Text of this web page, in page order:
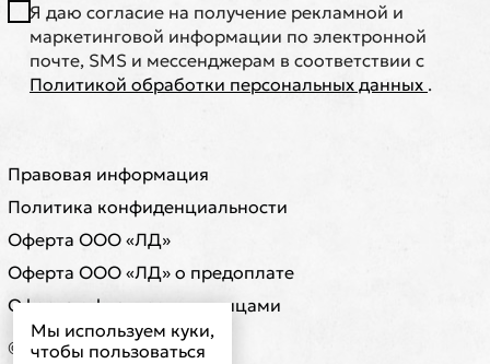
Я даю согласие на получение рекламной и
маркетинговой информации по электронной
почте, SMS и мессенджерам в соответствии с
Политикой обработки персональных данных .
Правовая информация
Политика конфиденциальности
Оферта ООО «ЛД»
Оферта ООО «ЛД» о предоплате
Оферта с физическими лицами
© ООО "ЛД"
Мы используем куки,
чтобы пользоваться